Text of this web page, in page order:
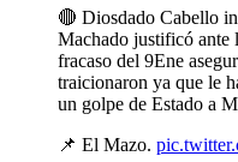
🔴 Diosdado Cabello
Machado justificó ante
fracaso del 9Ene
traicionaron ya que le
un golpe de Estado a
📌 El Mazo.